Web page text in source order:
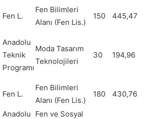
Fen L.
Fen Bilimleri
Alanı (Fen Lis.)
150 445,47
Anadolu
Teknik
Programı
Moda Tasarım
Teknolojileri
30 194,96
Fen L.
Fen Bilimleri
Alanı (Fen Lis.)
180 430,76
Anadolu Fen ve Sosyal